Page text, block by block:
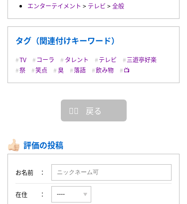
エンターテイメント > テレビ >全般
タグ（関連付けキーワード）
TV コーラ タレント テレビ
三遊亭好楽
祭
笑点 臭 落語 飲み物 📺
戻る
評価の投稿
お名前
在住